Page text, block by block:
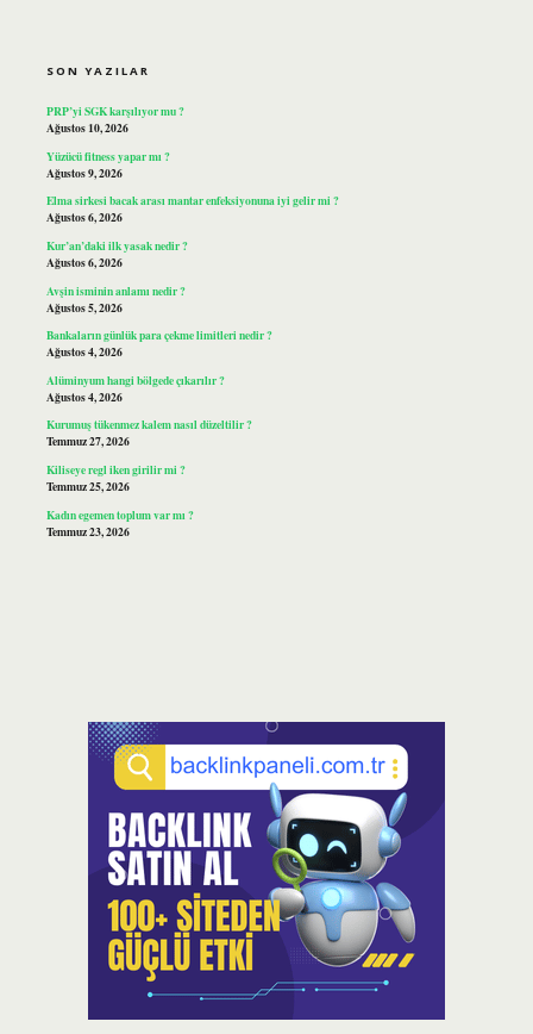
SON YAZILAR
PRP’yi SGK karşılıyor mu ?
Ağustos 10, 2026
Yüzücü fitness yapar mı ?
Ağustos 9, 2026
Elma sirkesi bacak arası mantar enfeksiyonuna iyi gelir mi ?
Ağustos 6, 2026
Kur’an’daki ilk yasak nedir ?
Ağustos 6, 2026
Avşin isminin anlamı nedir ?
Ağustos 5, 2026
Bankaların günlük para çekme limitleri nedir ?
Ağustos 4, 2026
Alüminyum hangi bölgede çıkarılır ?
Ağustos 4, 2026
Kurumuş tükenmez kalem nasıl düzeltilir ?
Temmuz 27, 2026
Kiliseye regl iken girilir mi ?
Temmuz 25, 2026
Kadın egemen toplum var mı ?
Temmuz 23, 2026